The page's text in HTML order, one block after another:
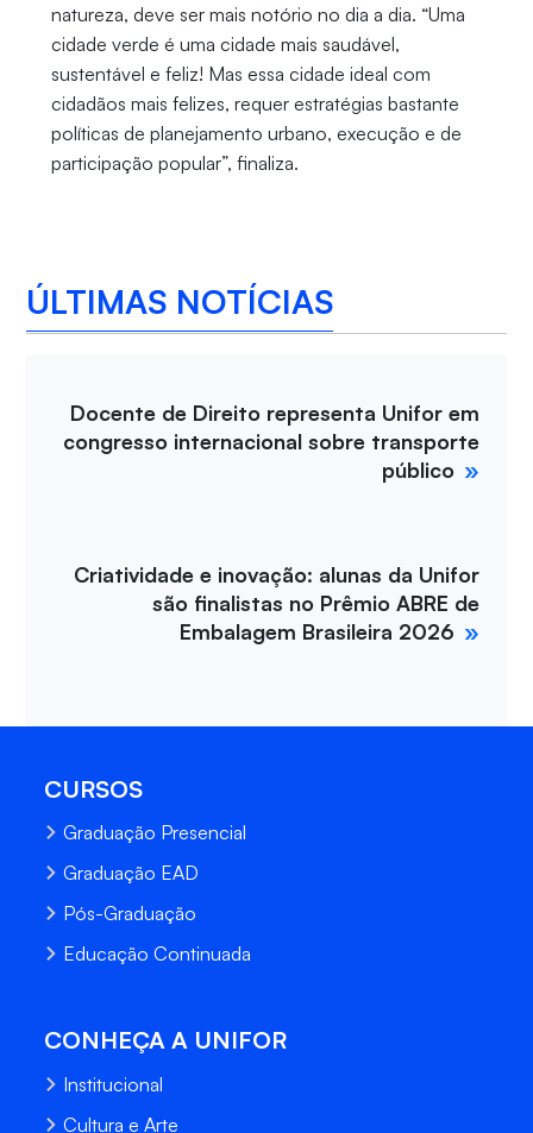
natureza, deve ser mais notório no dia a dia. “Uma
cidade verde é uma cidade mais saudável,
sustentável e feliz! Mas essa cidade ideal com
cidadãos mais felizes, requer estratégias bastante
políticas de planejamento urbano, execução e de
participação popular”, finaliza.
ÚLTIMAS NOTÍCIAS
Docente de Direito representa Unifor em
congresso internacional sobre transporte
público
Criatividade e inovação: alunas da Unifor
são finalistas no Prêmio ABRE de
Embalagem Brasileira 2026
CURSOS
Graduação Presencial
Graduação EAD
Pós-Graduação
Educação Continuada
CONHEÇA A UNIFOR
Institucional
Cultura e Arte